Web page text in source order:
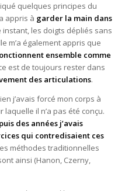
quelques principes du
appris à garder la main dans
instant, les doigts dépliés sans
m’a également appris que
ensemble comme
est de toujours rester dans
des articulations.
j’avais forcé mon corps à
il n’a pas été conçu.
des années j’avais
qui contredisaient ces
méthodes traditionnelles
ainsi (Hanon, Czerny,